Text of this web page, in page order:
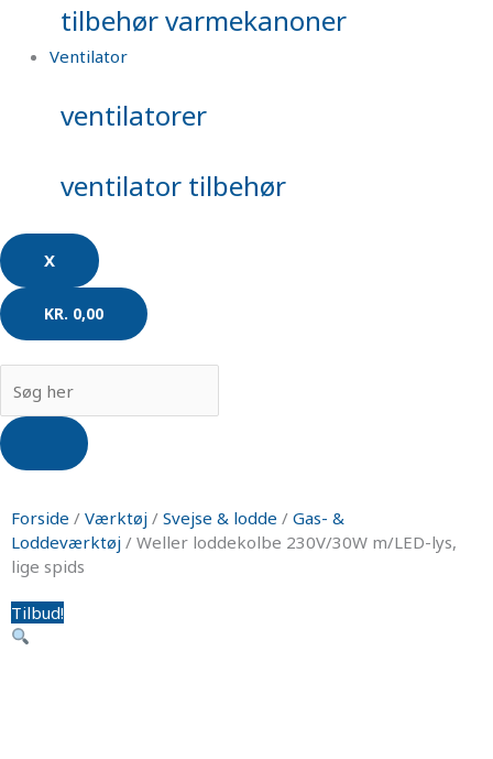
tilbehør varmekanoner
Ventilator
ventilatorer
ventilator tilbehør
X
KR. 0,00
search
Forside / Værktøj / Svejse & lodde / Gas- &
Loddeværktøj / Weller loddekolbe 230V/30W m/LED-lys,
lige spids
Tilbud!